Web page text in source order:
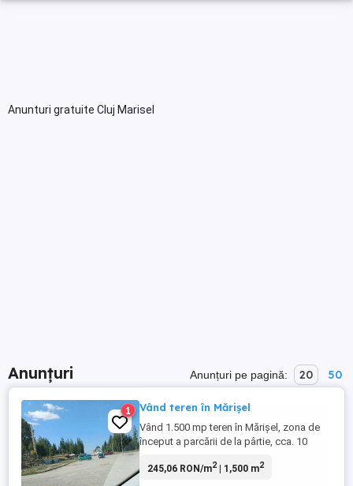
Anunturi gratuite Cluj Marisel
Anunțuri Anunțuri pe pagină: 20 50
1 Vând teren în Mărișel
Vând 1.500 mp teren în Mărișel, zona de
început a parcării de la pârtie, cca. 10
Impozitul pe anul 2026 este plătit.
245,06 RON/m2| 1,500 m2